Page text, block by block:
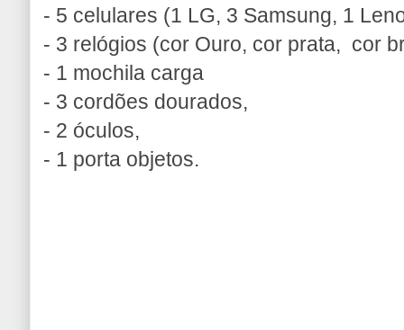
- 5 celulares (1 LG, 3 Samsung, 1
- 3 relógios (cor Ouro, cor prata, cor
- 1 mochila carga
- 3 cordões dourados,
- 2 óculos,
- 1 porta objetos.